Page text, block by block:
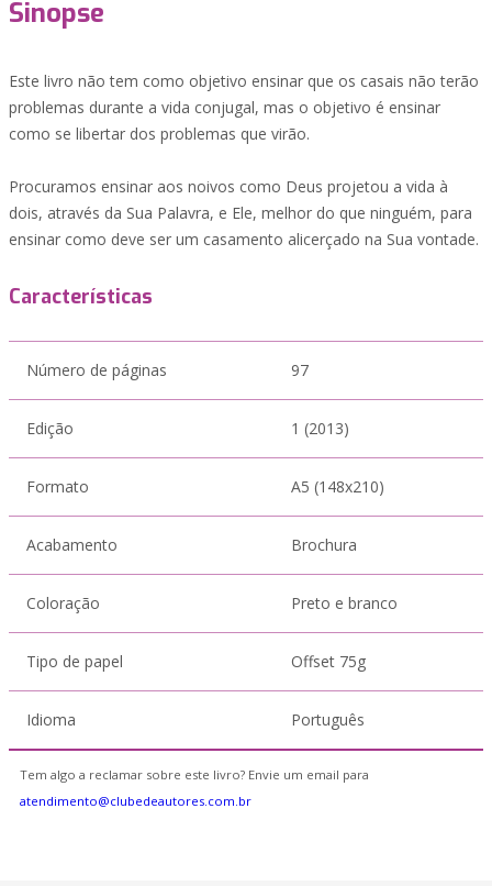
Sinopse
Este livro não tem como objetivo ensinar que os casais não terão
problemas durante a vida conjugal, mas o objetivo é ensinar
como se libertar dos problemas que virão.
Procuramos ensinar aos noivos como Deus projetou a vida à
dois, através da Sua Palavra, e Ele, melhor do que ninguém, para
ensinar como deve ser um casamento alicerçado na Sua vontade.
Características
Número de páginas 97
Edição 1 (2013)
Formato A5 (148x210)
Acabamento Brochura
Coloração Preto e branco
Tipo de papel Offset 75g
Idioma Português
Tem algo a reclamar sobre este livro? Envie um email para
atendimento@clubedeautores.com.br